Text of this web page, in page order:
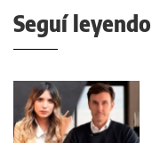
Seguí leyendo